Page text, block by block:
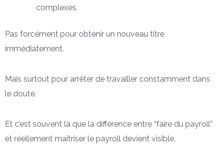
complexes.
Pas forcément pour obtenir un nouveau titre
immédiatement.
Mais surtout pour arrêter de travailler constamment dans
le doute.
Et c’est souvent là que la différence entre “faire du payroll”
et réellement maîtriser le payroll devient visible.